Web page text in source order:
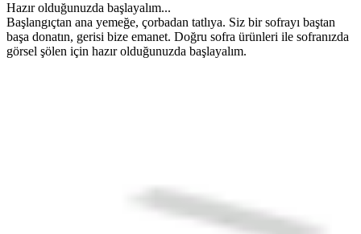
Hazır olduğunuzda başlayalım...
Başlangıçtan ana yemeğe, çorbadan tatlıya. Siz bir sofrayı baştan
başa donatın, gerisi bize emanet. Doğru sofra ürünleri ile sofranızda
görsel şölen için hazır olduğunuzda başlayalım.